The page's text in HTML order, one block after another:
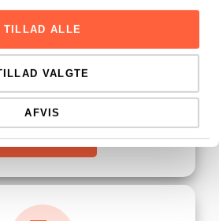
TILLAD ALLE
VALGTE
AFVIS
Skat
dig med at optimere dine
fradrag ved at udarbejde
dig.
LÆS MERE